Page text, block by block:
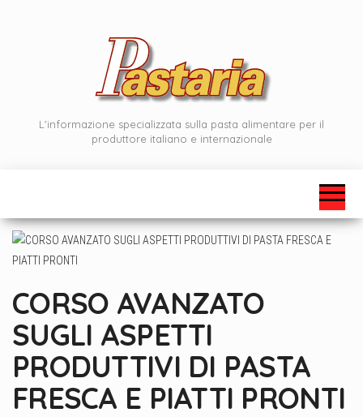
L'informazione specializzata sulla pasta alimentare per il
produttore italiano e internazionale
CORSO AVANZATO
SUGLI ASPETTI
PRODUTTIVI DI PASTA
FRESCA E PIATTI PRONTI